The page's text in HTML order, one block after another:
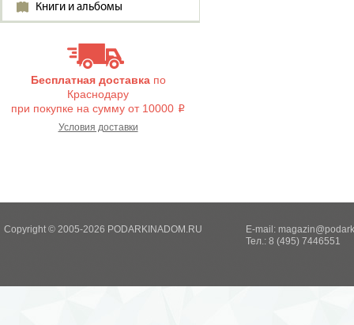
Книги и альбомы
Бесплатная доставкапо
Краснодару
при покупке на сумму от 10000 i
Условия доставки
Copyright © 2005-2026 PODARKINADOM.RU E-mail:
Тел.: 8 (495) 7446551